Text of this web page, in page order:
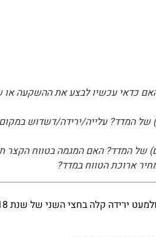
כדאי עכשיו לבצע את ההשקעה או
המדד? עלייה/ירידה/דשדוש
המדד? האם המגמה בטווח הקצר
ארוכת הטווח במדד?